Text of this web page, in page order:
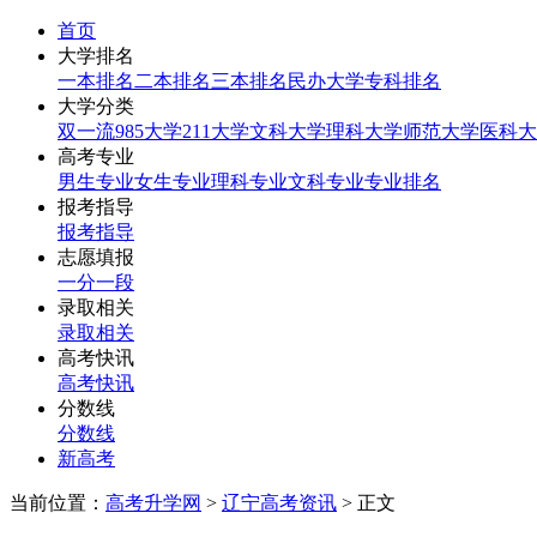
首页
大学排名
一本排名 二本排名三本排名 民办大学专科排名
大学分类
双一流985大学211大学文科大学理科大学师范大学医科
高考专业
男生专业女生专业理科专业文科专业专业排名
报考指导
报考指导
志愿填报
一分一段
录取相关
录取相关
高考快讯
高考快讯
分数线
分数线
新高考
当前位置： 高考升学网 > 辽宁高考资讯 > 正文